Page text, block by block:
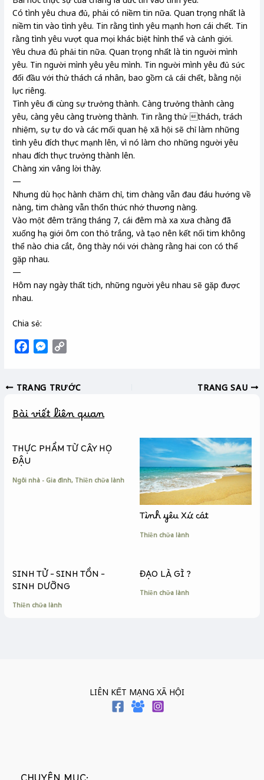
Có tình yêu chưa đủ, phải có niềm tin nữa. Quan trọng nhất là
niềm tin vào tình yêu. Tin rằng tình yêu mạnh hơn cái chết. Tin
rằng tình yêu vượt qua mọi khác biệt hình thể và cảnh giới.
Yêu chưa đủ phải tin nữa. Quan trọng nhất là tin người mình
yêu. Tin người mình yêu yêu mình. Tin người mình yêu đủ sức
đối đầu với thử thách cá nhân, bao gồm cả cái chết, bằng nội
lực riêng.
Tình yêu đi cùng sự trưởng thành. Càng trưởng thành càng
yêu, càng yêu càng trường thành. Tin rằng thử thách, trách
nhiệm, sự tự do và các mối quan hệ xã hội sẽ chỉ làm những
tình yêu đích thực mạnh lên, vì nó làm cho những người yêu
nhau đích thực trưởng thành lên.
Chàng xin vâng lời thày.
—
Nhưng dù học hành chăm chỉ, tim chàng vẫn đau đáu hướng về
nàng, tim chàng vẫn thổn thức nhớ thương nàng.
Vào một đêm trăng tháng 7, cái đêm mà xa xưa chàng đã
xuống hạ giới ôm con thỏ trắng, và tạo nên kết nối tim không
thể nào chia cắt, ông thày nói với chàng rằng hai con có thể
gặp nhau.
—
Hôm nay ngày thất tịch, những người yêu nhau sẽ gặp được
nhau.
Chia sẻ:
e
o
k
M
s
n
e
y
i
k
TRANG TRƯỚC TRANG SAU
Bài viết liên quan
THỰC PHẦM TỪ CÂY HỌ
ĐẬU
Ngôi nhà - Gia đình, Thiền chữa lành
Tình yêu Xứ cát
Thiền chữa lành
SINH TỬ – SINH TỒN –
SINH DƯỠNG
Thiền chữa lành
ĐẠO LÀ GÌ ?
Thiền chữa lành
LIÊN KẾT MẠNG XÃ HỘI